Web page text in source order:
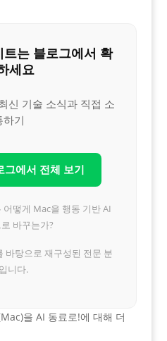
는 블로그에서 확
세요
신 기술 소식과 직접 소
하기
에서 전체 보기
떻게 Mac을 행동 기반 AI
바꾸는가?
바탕으로 재구성된 전문 분
니다.
을 AI 동료로!에 대해 더